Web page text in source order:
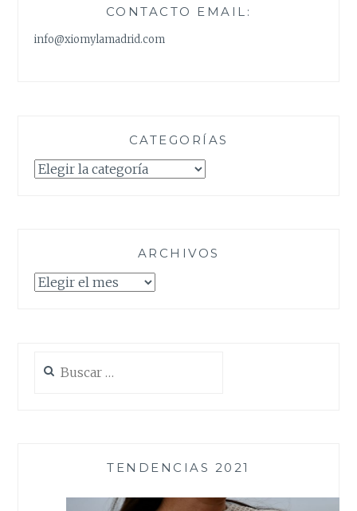
CONTACTO EMAIL:
info@xiomylamadrid.com
CATEGORÍAS
Categorías
ARCHIVOS
Archivos
TENDENCIAS 2021